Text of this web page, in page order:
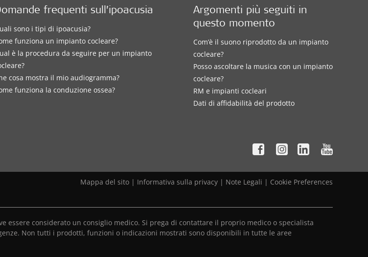
frequenti sull’ipoacusia
sono i tipi di ipoacusia?
funziona un impianto cocleare?
è la procedura da seguire per un impianto
cosa mostra il mio audiogramma?
funziona la conduzione ossea?
Argomenti più seguiti in
questo momento
Com’è il suono riprodotto da un impianto
cocleare?
Posso ascoltare la musica con un impianto
cocleare?
RM e impianti cocleari
Dati di affidabilità del prodotto
Mappa del sito | Informativa sulla privacy | Note Legali | Cookie Preferences
essere considerato un consiglio medico. Si prega di contattare il proprio medico o specialista
Non tutti i prodotti, funzioni o indicazioni mostrati sono disponibili in tutte le aree